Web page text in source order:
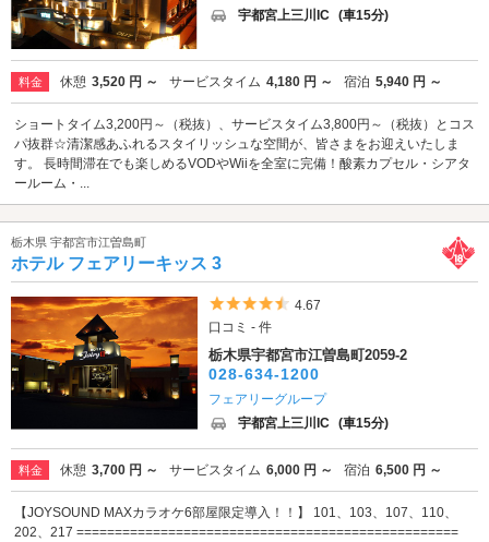
宇都宮上三川IC (車15分)
料金 休憩 3,520 円 ～ サービスタイム 4,180 円 ～ 宿泊 5,940 円 ～
ショートタイム3,200円～（税抜）、サービスタイム3,800円～（税抜）とコス
パ抜群☆清潔感あふれるスタイリッシュな空間が、皆さまをお迎えいたしま
す。 長時間滞在でも楽しめるVODやWiiを全室に完備！酸素カプセル・シアタ
ールーム・...
栃木県 宇都宮市江曽島町
ホテル フェアリーキッス 3
5つ星のうち4.5
4.67
口コミ - 件
栃木県宇都宮市江曽島町2059-2
028-634-1200
フェアリーグループ
宇都宮上三川IC (車15分)
料金 休憩 3,700 円 ～ サービスタイム 6,000 円 ～ 宿泊 6,500 円 ～
【JOYSOUND MAXカラオケ6部屋限定導入！！】 101、103、107、110、
202、217 ==================================================